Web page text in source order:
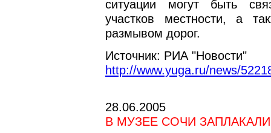
ситуации могут быть
участков местности, а
размывом дорог.
Источник: РИА "Новости"
http://www.yuga.ru/news/
28.06.2005
В МУЗЕЕ СОЧИ